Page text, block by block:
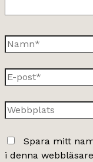
Namn*
E-
post*
Webbplats
Spara mitt
i denna